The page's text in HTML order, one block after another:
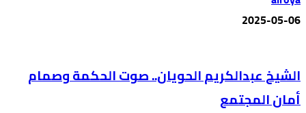
2025-05-06
الشيخ عبدالكريم الحويان.. صوت الحكمة وصمام
أمان المجتمع